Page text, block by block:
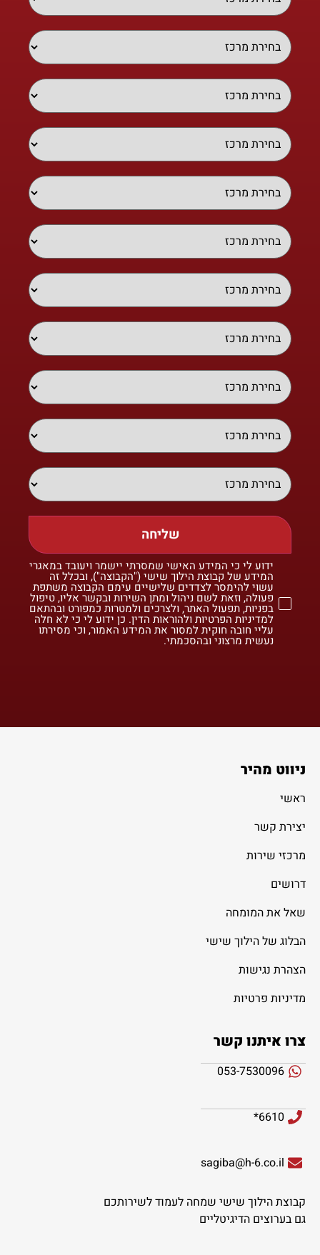
שליחה
ידוע לי כי המידע האישי שמסרתי יישמר ויעובד במאגרי
המידע של קבוצת הילוך שישי ("הקבוצה"), ובכלל זה
עשוי להימסר לצדדים שלישיים עימם הקבוצה משתפת
פעולה, וזאת לשם ניהול ומתן השירות ובקשר אליו, טיפול
בפניות, תפעול האתר, ולצרכים ולמטרות כמפורט ובהתאם
למדיניות הפרטיות ולהוראות הדין. כן ידוע לי כי לא חלה
עליי חובה חוקית למסור את המידע האמור, וכי מסירתו
נעשית מרצוני ובהסכמתי.
ניווט מהיר
ראשי
יצירת קשר
מרכזי שירות
דרושים
שאל את המומחה
הבלוג של הילוך שישי
הצהרת נגישות
מדיניות פרטיות
צרו איתנו קשר
053-7530096
6610*
sagiba@h-6.co.il
קבוצת הילוך שישי שמחה לעמוד לשירותכם
גם בערוצים הדיגיטליים